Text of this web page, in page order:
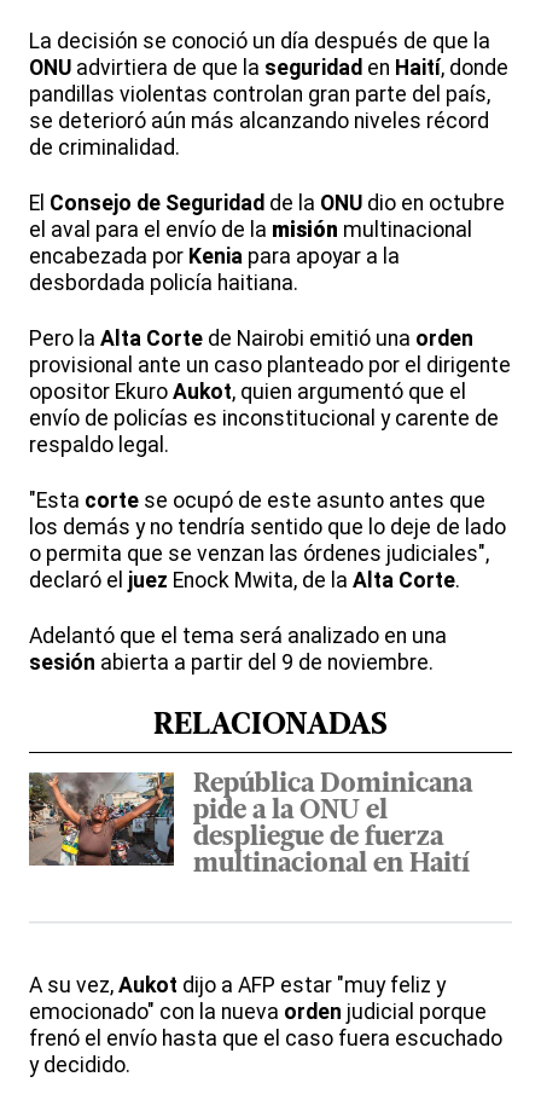
La decisión se conoció un día después de que la
ONU advirtiera de que la seguridad en Haití, donde
pandillas violentas controlan gran parte del país,
se deterioró aún más alcanzando niveles récord
de criminalidad.
El Consejo de Seguridad de la ONU dio en octubre
el aval para el envío de la misión multinacional
encabezada por Kenia para apoyar a la
desbordada policía haitiana.
Pero la Alta Corte de Nairobi emitió una orden
provisional ante un caso planteado por el dirigente
opositor Ekuro Aukot, quien argumentó que el
envío de policías es inconstitucional y carente de
respaldo legal.
"Esta corte se ocupó de este asunto antes que
los demás y no tendría sentido que lo deje de lado
o permita que se venzan las órdenes judiciales",
declaró el juez Enock Mwita, de la Alta Corte.
Adelantó que el tema será analizado en una
sesión abierta a partir del 9 de noviembre.
RELACIONADAS
República Dominicana
pide a la ONU el
despliegue de fuerza
multinacional en Haití
A su vez, Aukot dijo a AFP estar "muy feliz y
emocionado" con la nueva orden judicial porque
frenó el envío hasta que el caso fuera escuchado
y decidido.